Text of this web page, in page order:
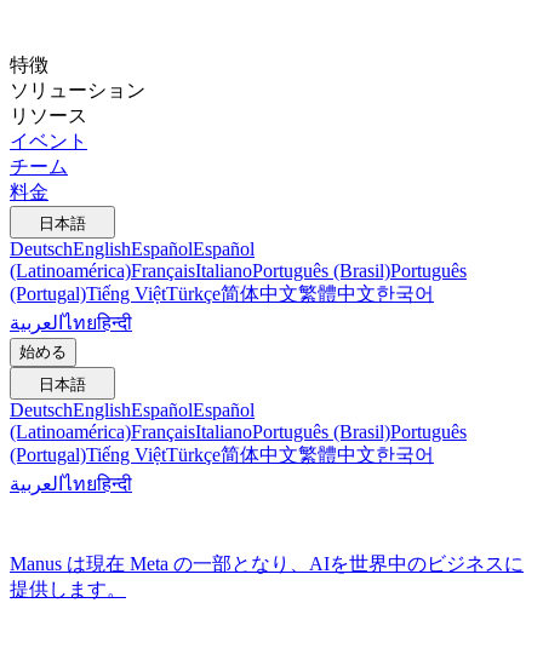
特徴
ソリューション
リソース
イベント
チーム
料金
日本語
DeutschEnglishEspañolEspañol
(Latinoamérica)FrançaisItalianoPortuguês (Brasil)Português
(Portugal)Tiếng ViệtTürkçe简体中文繁體中文한국어
العربيةไทยहिन्दी
始める
日本語
DeutschEnglishEspañolEspañol
(Latinoamérica)FrançaisItalianoPortuguês (Brasil)Português
(Portugal)Tiếng ViệtTürkçe简体中文繁體中文한국어
العربيةไทยहिन्दी
Manus は現在 Meta の一部となり、AIを世界中のビジネスに
提供します。